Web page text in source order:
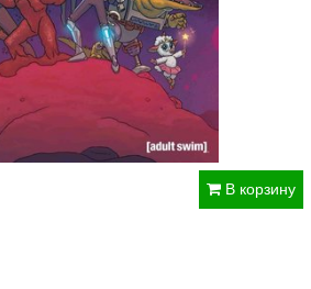
В корзину